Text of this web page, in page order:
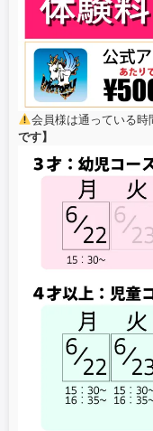
会員様は通っている時
です】